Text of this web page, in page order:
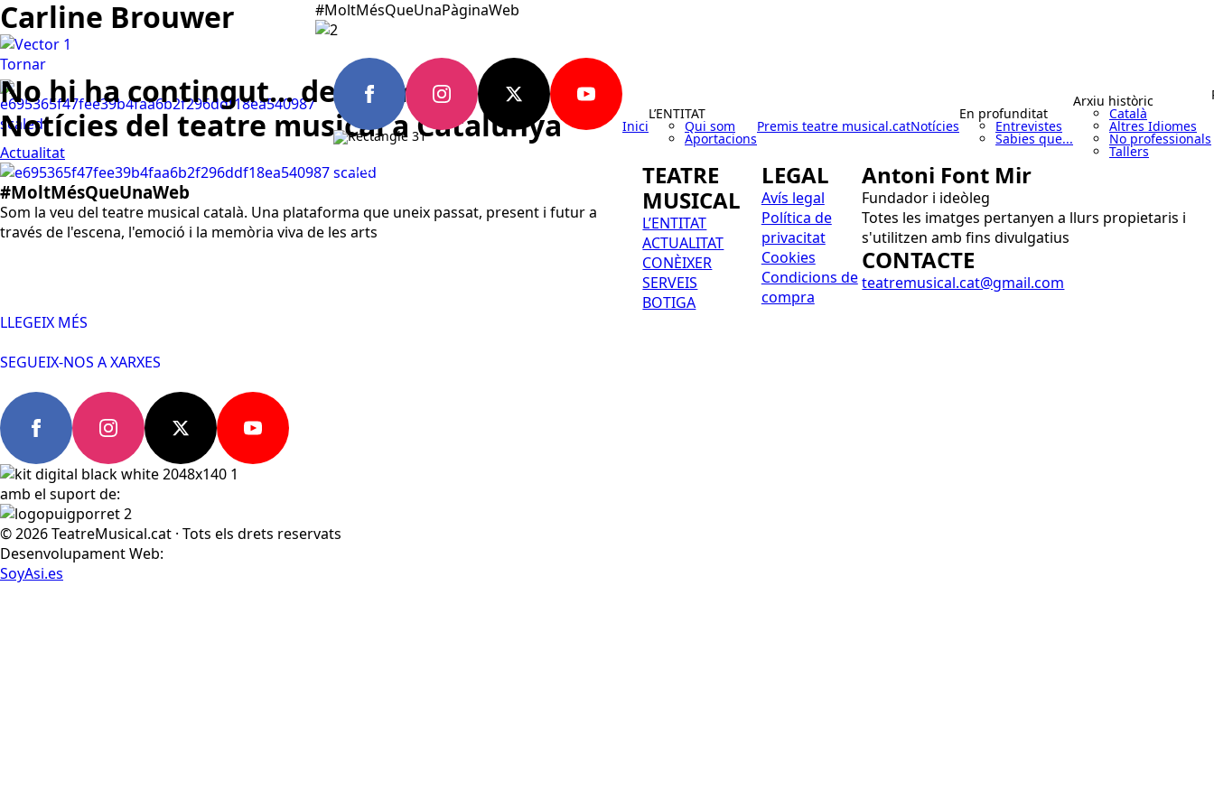
#MoltMésQueUnaPàginaWeb
CAST
Inici
L’ENTITAT
Qui som
Aportacions
Premis teatre musical.catNotícies
En profunditat
Entrevistes
Sabies que...
Arxiu històric
Català
Altres Idiomes
No professionals
Tallers
Carline Brouwer
Tornar
No hi ha contingut... de moment! :)
Notícies del teatre musical a Catalunya
Actualitat
#MoltMésQueUnaWeb
Som la veu del teatre musical català. Una plataforma que uneix passat, present i futur a
través de l'escena, l'emoció i la memòria viva de les arts
TEATRE
MUSICAL
L’ENTITAT
ACTUALITAT
CONÈIXER
SERVEIS
BOTIGA
LEGAL
Avís legal
Política de
privacitat
Cookies
Condicions de
compra
Antoni Font Mir
Fundador i ideòleg
Totes les imatges pertanyen a llurs propietaris i
s'utilitzen amb fins divulgatius
CONTACTE
teatremusical.cat@gmail.com
LLEGEIX MÉS
SEGUEIX-NOS A XARXES
amb el suport de:
© 2026 TeatreMusical.cat · Tots els drets reservats
Desenvolupament Web:
SoyAsi.es